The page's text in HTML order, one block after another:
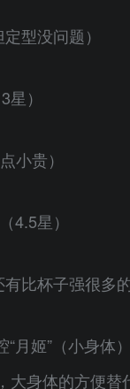
型没问题）
）
小贵）
星）
有比杯子强很多